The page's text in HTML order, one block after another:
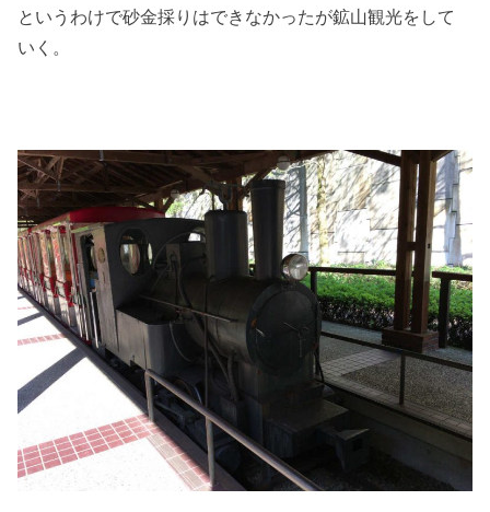
というわけで砂金採りはできなかったが鉱山観光をして
いく。